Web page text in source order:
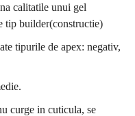
calitatile unui gel
tip builder(constructie)
tipurile de apex: negativ,
curge in cuticula, se